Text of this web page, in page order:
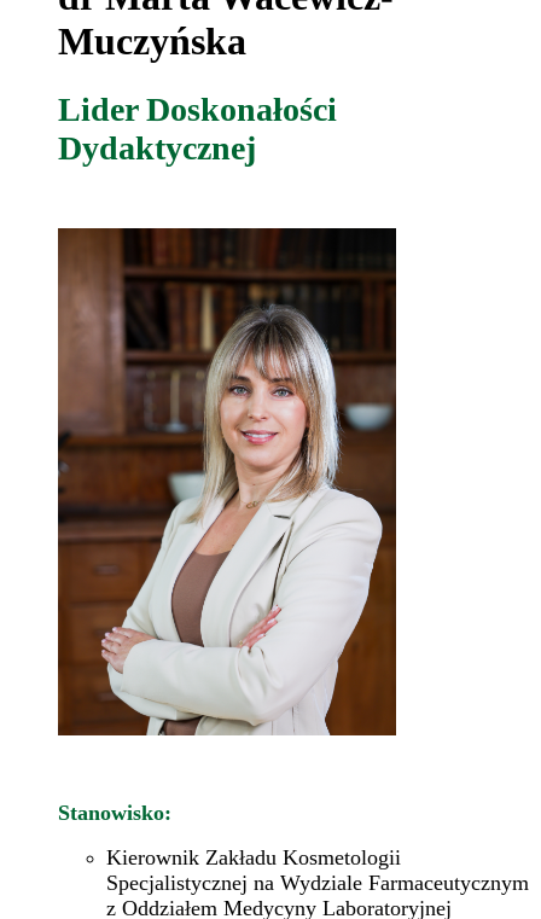
Muczyńska
Lider Doskonałości
Dydaktycznej
Stanowisko:
Kierownik Zakładu Kosmetologii
Specjalistycznej na Wydziale Farmaceutycznym
z Oddziałem Medycyny Laboratoryjnej